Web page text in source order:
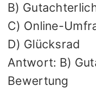
B)
C) Online-
D) Glücksrad
Antwort: B)
Bewertung